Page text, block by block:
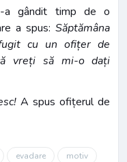
gândit timp de o
a spus: Săptămâna
cu un ofițer de
vreți să mi-o dați
A spus ofițerul de
evadare motiv